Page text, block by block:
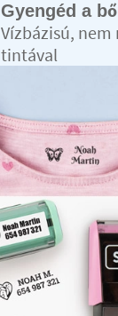
Gyengéd a
Vízbázisú, nem
tintával